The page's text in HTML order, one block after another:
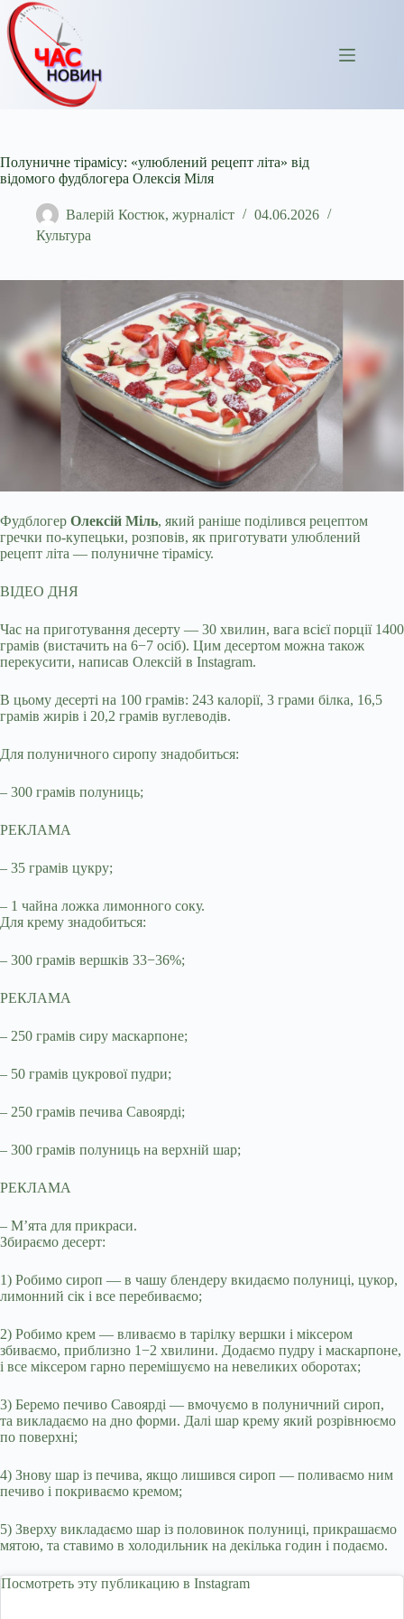
Перейти
до
вмісту
Полуничне тірамісу: «улюблений рецепт літа» від
відомого фудблогера Олексія Міля
Валерій Костюк, журналіст
04.06.2026
Культура
Фудблогер Олексій Міль, який раніше поділився рецептом
гречки по-купецьки, розповів, як приготувати улюблений
рецепт літа — полуничне тірамісу.
ВІДЕО ДНЯ
Час на приготування десерту — 30 хвилин, вага всієї порції 1400
грамів (вистачить на 6−7 осіб). Цим десертом можна також
перекусити, написав Олексій в Instagram.
В цьому десерті на 100 грамів: 243 калорії, 3 грами білка, 16,5
грамів жирів і 20,2 грамів вуглеводів.
Для полуничного сиропу знадобиться:
– 300 грамів полуниць;
РЕКЛАМА
– 35 грамів цукру;
– 1 чайна ложка лимонного соку.
Для крему знадобиться:
– 300 грамів вершків 33−36%;
РЕКЛАМА
– 250 грамів сиру маскарпоне;
– 50 грамів цукрової пудри;
– 250 грамів печива Савоярді;
– 300 грамів полуниць на верхній шар;
РЕКЛАМА
– М’ята для прикраси.
Збираємо десерт:
1) Робимо сироп — в чашу блендеру вкидаємо полуниці, цукор,
лимонний сік і все перебиваємо;
2) Робимо крем — вливаємо в тарілку вершки і міксером
збиваємо, приблизно 1−2 хвилини. Додаємо пудру і маскарпоне,
і все міксером гарно перемішуємо на невеликих оборотах;
3) Беремо печиво Савоярді — вмочуємо в полуничний сироп,
та викладаємо на дно форми. Далі шар крему який розрівнюємо
по поверхні;
4) Знову шар із печива, якщо лишився сироп — поливаємо ним
печиво і покриваємо кремом;
5) Зверху викладаємо шар із половинок полуниці, прикрашаємо
мятою, та ставимо в холодильник на декілька годин і подаємо.
Посмотреть эту публикацию в Instagram